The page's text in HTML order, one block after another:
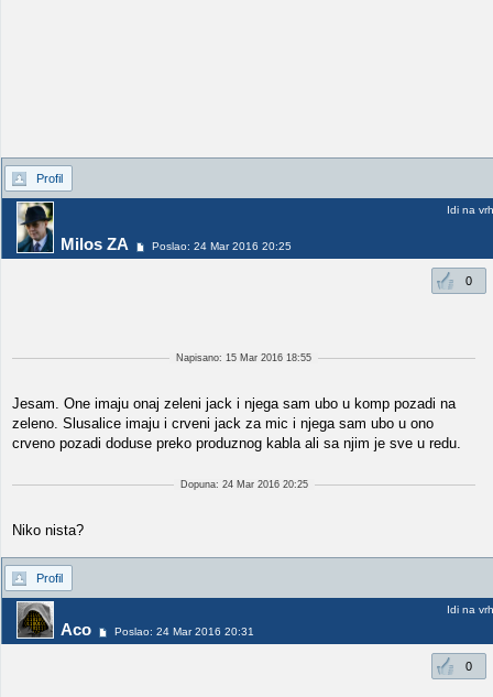
Profil
Milos ZA Poslao: 24 Mar 2016 20:25
Idi na vrh
0
Napisano: 15 Mar 2016 18:55
Jesam. One imaju onaj zeleni jack i njega sam ubo u komp pozadi na
zeleno. Slusalice imaju i crveni jack za mic i njega sam ubo u ono
crveno pozadi doduse preko produznog kabla ali sa njim je sve u redu.
Dopuna: 24 Mar 2016 20:25
Niko nista?
Profil
Aco Poslao: 24 Mar 2016 20:31
Idi na vrh
0